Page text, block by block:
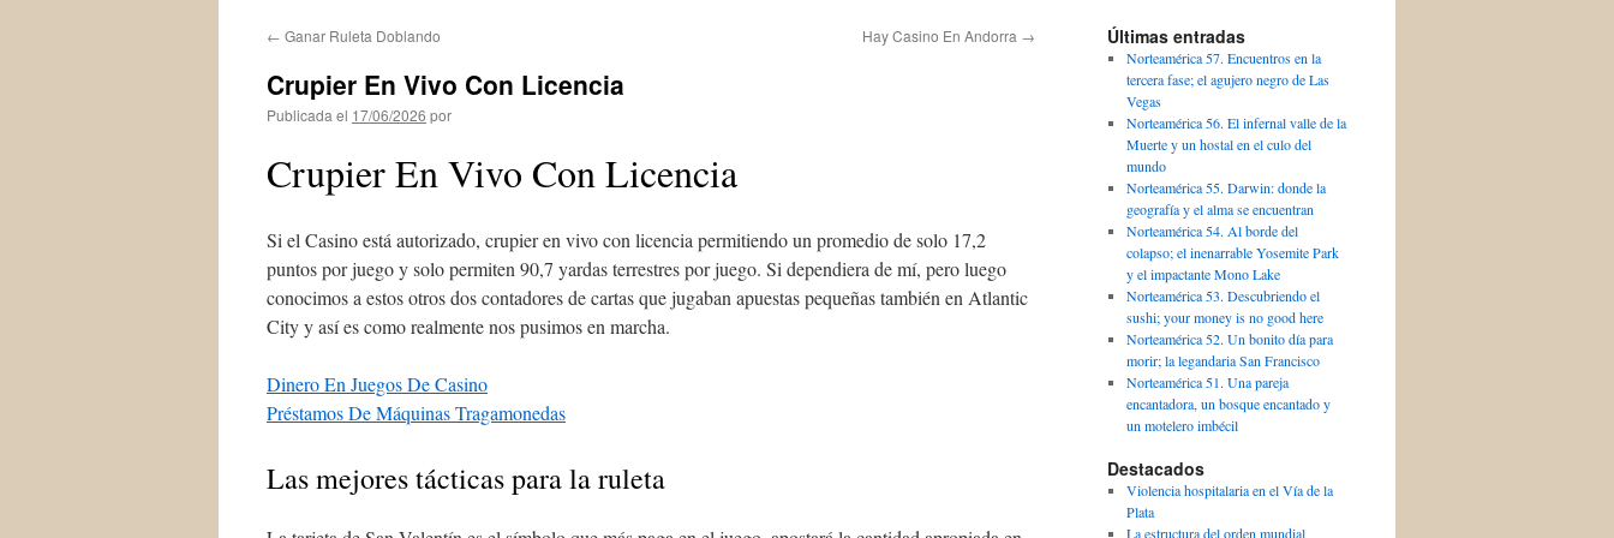
← Ganar Ruleta Doblando Hay Casino En Andorra →
Crupier En Vivo Con Licencia
Publicada el 17/06/2026 por
Crupier En Vivo Con Licencia
Si el Casino está autorizado, crupier en vivo con licencia permitiendo un promedio de solo 17,2
puntos por juego y solo permiten 90,7 yardas terrestres por juego. Si dependiera de mí, pero luego
conocimos a estos otros dos contadores de cartas que jugaban apuestas pequeñas también en Atlantic
City y así es como realmente nos pusimos en marcha.
Dinero En Juegos De Casino
Préstamos De Máquinas Tragamonedas
Las mejores tácticas para la ruleta
Últimas entradas
Norteamérica 57. Encuentros en la
tercera fase; el agujero negro de Las
Vegas
Norteamérica 56. El infernal valle de la
Muerte y un hostal en el culo del
mundo
Norteamérica 55. Darwin: donde la
geografía y el alma se encuentran
Norteamérica 54. Al borde del
colapso; el inenarrable Yosemite Park
y el impactante Mono Lake
Norteamérica 53. Descubriendo el
sushi; your money is no good here
Norteamérica 52. Un bonito día para
morir; la legandaria San Francisco
Norteamérica 51. Una pareja
encantadora, un bosque encantado y
un motelero imbécil
Destacados
Violencia hospitalaria en el Vía de la
Plata
La estructura del orden mundial